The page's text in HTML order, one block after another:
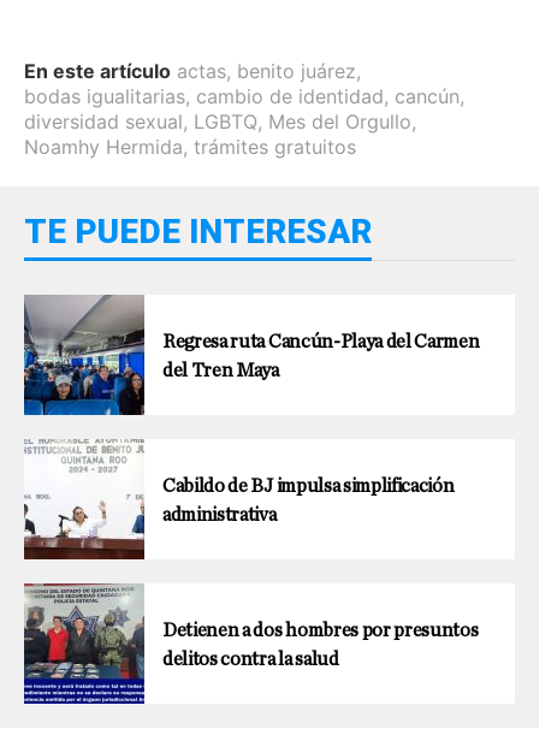
En este artículo actas, benito juárez,
bodas igualitarias, cambio de identidad, cancún,
diversidad sexual, LGBTQ, Mes del Orgullo,
Noamhy Hermida, trámites gratuitos
TE PUEDE INTERESAR
Regresa ruta Cancún-Playa del Carmen
del Tren Maya
Cabildo de BJ impulsa simplificación
administrativa
Detienen a dos hombres por presuntos
delitos contra la salud